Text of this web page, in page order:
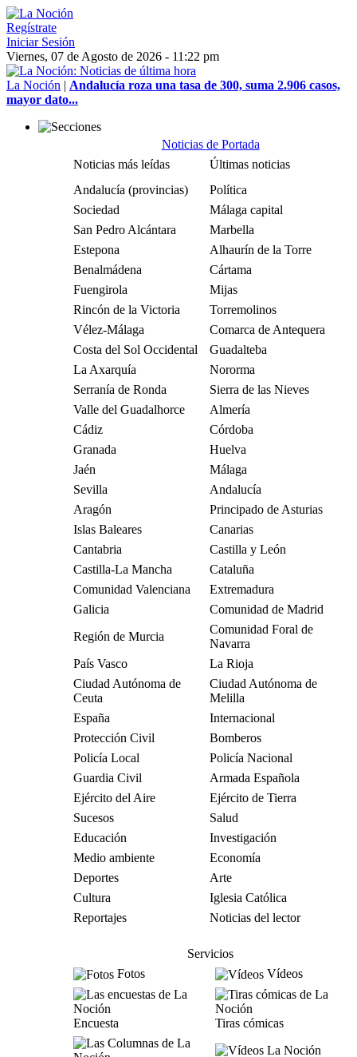
Regístrate
Iniciar Sesión
Viernes, 07 de Agosto de 2026 - 11:22 pm
La Noción | Andalucía roza una tasa de 300, suma 2.906 casos,
mayor dato...
Noticias de Portada
Noticias más leídas
Últimas noticias
Andalucía (provincias)
Política
Sociedad
Málaga capital
San Pedro Alcántara
Marbella
Estepona
Alhaurín de la Torre
Benalmádena
Cártama
Fuengirola
Mijas
Rincón de la Victoria
Torremolinos
Vélez-Málaga
Comarca de Antequera
Costa del Sol Occidental
Guadalteba
La Axarquía
Nororma
Serranía de Ronda
Sierra de las Nieves
Valle del Guadalhorce
Almería
Cádiz
Córdoba
Granada
Huelva
Jaén
Málaga
Sevilla
Andalucía
Aragón
Principado de Asturias
Islas Baleares
Canarias
Cantabria
Castilla y León
Castilla-La Mancha
Cataluña
Comunidad Valenciana
Extremadura
Galicia
Comunidad de Madrid
Región de Murcia
Comunidad Foral de
Navarra
País Vasco
La Rioja
Ciudad Autónoma de
Ceuta
Ciudad Autónoma de
Melilla
España
Internacional
Protección Civil
Bomberos
Policía Local
Policía Nacional
Guardia Civil
Armada Española
Ejército del Aire
Ejército de Tierra
Sucesos
Salud
Educación
Investigación
Medio ambiente
Economía
Deportes
Arte
Cultura
Iglesia Católica
Reportajes
Noticias del lector
Servicios
Fotos
Vídeos
Encuesta Tiras cómicas